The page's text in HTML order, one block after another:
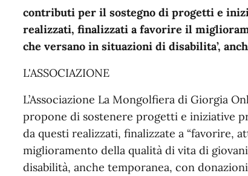
contributi per il sostegno di progetti e
realizzati, finalizzati a favorire il
che versano in situazioni di disabilita’,
L'ASSOCIAZIONE
L’Associazione La Mongolfiera di Giorgia
propone di sostenere progetti e iniziative
da questi realizzati, finalizzate a “favorire,
miglioramento della qualità di vita di
disabilità, anche temporanea, con